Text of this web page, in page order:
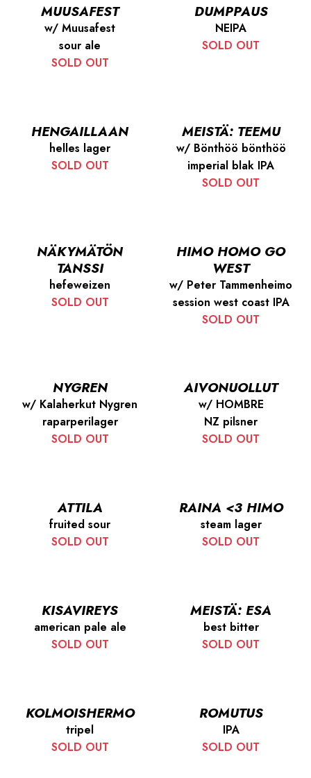
MUUSAFEST
w/ Muusafest
sour ale
SOLD OUT
DUMPPAUS
NEIPA
SOLD OUT
HENGAILLAAN
helles lager
SOLD OUT
MEISTÄ: TEEMU
w/ Bönthöö bönthöö
imperial blak IPA
SOLD OUT
NÄKYMÄTÖN
TANSSI
hefeweizen
SOLD OUT
HIMO HOMO GO
WEST
w/ Peter Tammenheimo
session west coast IPA
SOLD OUT
NYGREN
w/ Kalaherkut Nygren
raparperilager
SOLD OUT
AIVONUOLLUT
w/ HOMBRE
NZ pilsner
SOLD OUT
ATTILA
fruited sour
SOLD OUT
RAINA <3 HIMO
steam lager
SOLD OUT
KISAVIREYS
american pale ale
SOLD OUT
MEISTÄ: ESA
best bitter
SOLD OUT
KOLMOISHERMO
tripel
SOLD OUT
ROMUTUS
IPA
SOLD OUT